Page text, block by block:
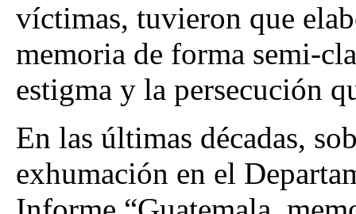
víctimas, tuvieron que
memoria de forma semi-
estigma y la persecución
En las últimas décadas,
exhumación en el